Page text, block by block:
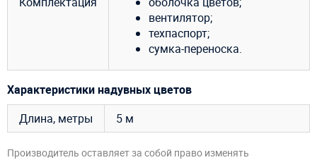
вентилятор;
техпаспорт;
сумка-переноска.
Характеристики надувных цветов
Длина, метры
5 м
Производитель оставляет за собой право изменять